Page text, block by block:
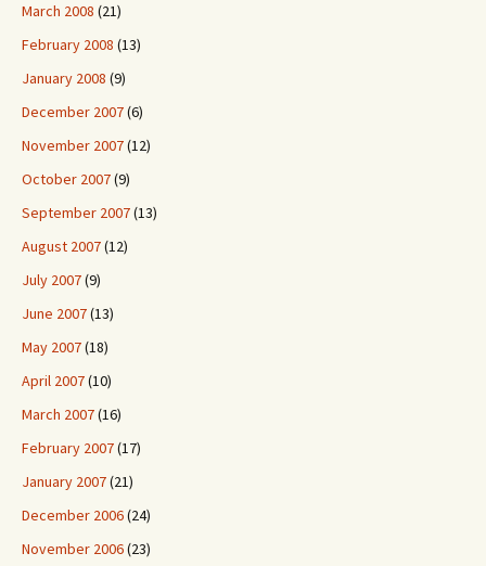
March 2008 (21)
February 2008 (13)
January 2008 (9)
December 2007(6)
November 2007(12)
October 2007(9)
September 2007(13)
August 2007(12)
July 2007(9)
June 2007(13)
May 2007(18)
April 2007(10)
March 2007(16)
February 2007(17)
January 2007(21)
December 2006(24)
November 2006(23)